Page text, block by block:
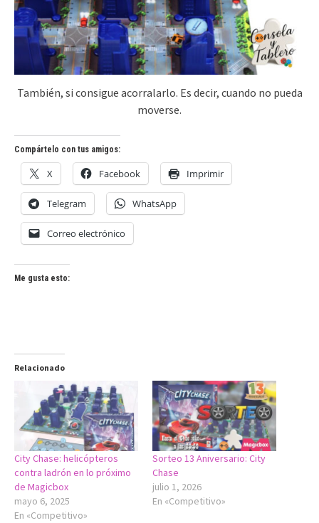
También, si consigue acorralarlo. Es decir, cuando no pueda
moverse.
Compártelo con tus amigos:
X Facebook Imprimir
Telegram WhatsApp
Correo electrónico
Me gusta esto:
Relacionado
City Chase: helicópteros
contra ladrón en lo próximo
de Magicbox
mayo 6, 2025
En «Competitivo»
Sorteo 13 Aniversario: City
Chase
julio 1, 2026
En «Competitivo»